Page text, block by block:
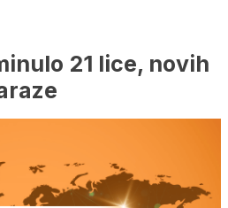
21 lice, novih